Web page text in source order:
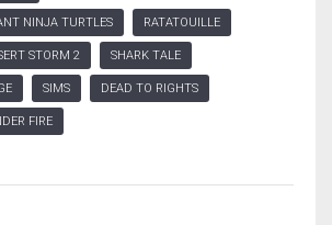
NINJA TURTLES RATATOUILLE
STORM 2 SHARK TALE
SIMS DEAD TO RIGHTS
FIRE